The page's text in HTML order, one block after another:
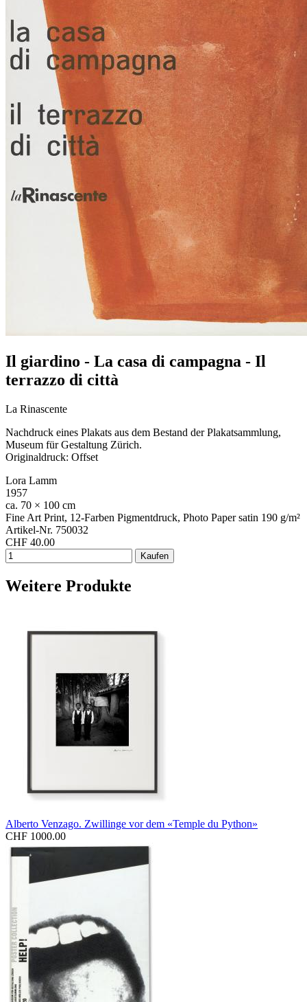
Il giardino - La casa di campagna - Il
terrazzo di città
La Rinascente
Nachdruck eines Plakats aus dem Bestand der Plakatsammlung,
Museum für Gestaltung Zürich.
Originaldruck: Offset
Lora Lamm
1957
ca. 70 × 100 cm
Fine Art Print, 12-Farben Pigmentdruck, Photo Paper satin 190 g/m²
Artikel-Nr. 750032
CHF 40.00
Weitere Produkte
Alberto Venzago. Zwillinge vor dem «Temple du Python»
CHF 1000.00